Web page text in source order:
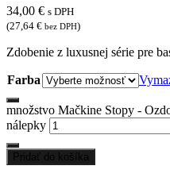
34,00 € s DPH
(27,64 € bez DPH)
Zdobenie z luxusnej série pre
Farba
množstvo Mačkine Stopy -
nálepky
Pridať do košíka